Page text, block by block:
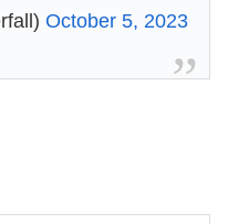
October 5, 2023